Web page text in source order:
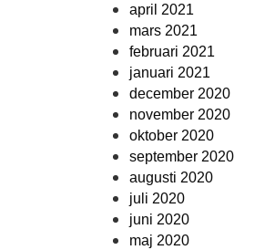
april 2021
mars 2021
februari 2021
januari 2021
december 2020
november 2020
oktober 2020
september 2020
augusti 2020
juli 2020
juni 2020
maj 2020